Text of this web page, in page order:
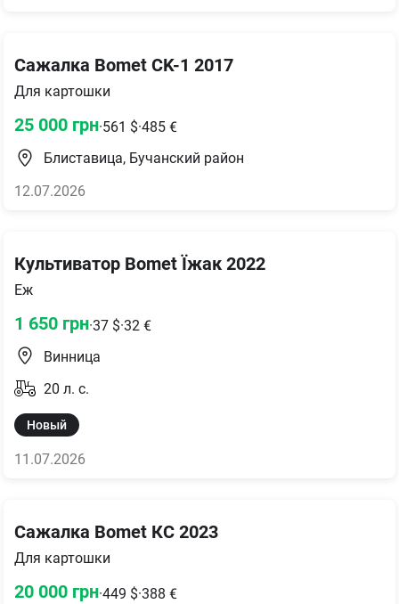
Сажалка Bomet CK-1 2017
Для картошки
25 000 грн·561 $·485 €
Блиставица, Бучанский район
12.07.2026
Культиватор Bomet Їжак 2022
Еж
1 650 грн·37 $·32 €
Винница
20 л. с.
Новый
11.07.2026
Сажалка Bomet КС 2023
Для картошки
20 000 грн·449 $·388 €